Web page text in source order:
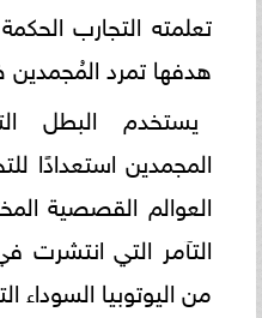
تعلمته التجارب
هدفها تمرد
يستخدم البطل
المجمدين استعدادًا
العوالم القصصية
التآمر التي
من اليوتوبيا السوداء